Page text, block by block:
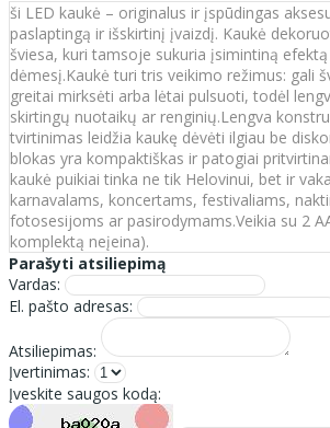
ši LED kaukė – originalus ir įspūdingas
paslaptingą ir išskirtinį įvaizdį. Kaukė
šviesa, kuri tamsoje sukuria įsimintiną
dėmesį.Kaukė turi tris veikimo režimus: gali
greitai mirksėti arba lėtai pulsuoti, todėl
skirtingų nuotaikų ar renginių.Lengva
tvirtinimas leidžia kaukę dėvėti ilgiau be
blokas yra kompaktiškas ir patogiai
kaukė puikiai tinka ne tik Helovinui, bet ir
karnavalams, koncertams, festivaliams,
fotosesijoms ar pasirodymams.Veikia su 2
komplektą neįeina).
Parašyti atsiliepimą
Vardas:
El. pašto adresas:
Atsiliepimas:
Įvertinimas:
Įveskite saugos kodą: